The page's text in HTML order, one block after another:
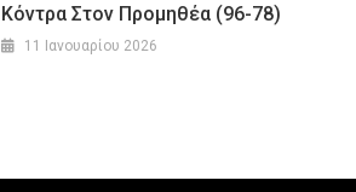
Κόντρα Στον Προμηθέα (96-78)
11 Ιανουαρίου 2026